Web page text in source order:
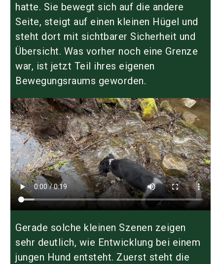
hatte. Sie bewegt sich auf die andere
Seite, steigt auf einen kleinen Hügel und
steht dort mit sichtbarer Sicherheit und
Übersicht. Was vorher noch eine Grenze
war, ist jetzt Teil ihres eigenen
Bewegungsraums geworden.
Gerade solche kleinen Szenen zeigen
sehr deutlich, wie Entwicklung bei einem
jungen Hund entsteht. Zuerst steht die